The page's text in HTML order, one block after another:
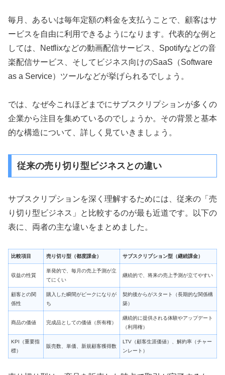
毎月、あるいは毎年定額の料金を支払うことで、顧客はサ
ービスを自由に利用できるようになります。代表的な例と
しては、Netflixなどの動画配信サービス、Spotifyなどの音
楽配信サービス、そしてビジネス向けのSaaS（Software
as a Service）ツールなどが挙げられるでしょう。
では、なぜ今これほどまでにサブスクリプションが多くの
企業から注目を集めているのでしょうか。その背景と基本
的な構造について、詳しく見ていきましょう。
従来の売り切り型ビジネスとの違い
サブスクリプションを深く理解するためには、従来の「売
り切り型ビジネス」と比較するのが最も近道です。以下の
表に、両者の主な違いをまとめました。
比較項目 売り切り型（都度課金） サブスクリプション型（継続課金）
収益の性質
単発的で、毎月の売上予測が立
てにくい
継続的で、将来の売上予測が立てやすい
顧客との関
係性
購入した瞬間がピークになりが
ち
契約後からがスタート（長期的な関係構
築）
商品の価値 完成品としての価値（所有権）
継続的に提供される体験やアップデート
（利用権）
KPI（重要指
標）
販売数、単価、新規顧客獲得数
LTV（顧客生涯価値）、解約率（チャー
ンレート）